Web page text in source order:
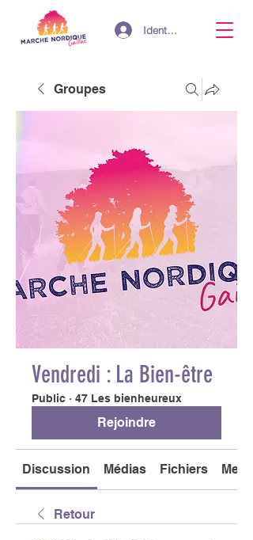
Identifiant
Groupes
Vendredi : La Bien-être
Public · 47 Les bienheureux
Rejoindre
Discussion Médias Fichiers
Retour